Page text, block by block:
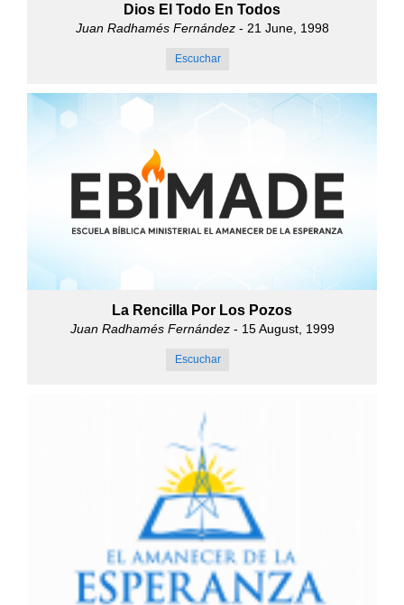
Dios El Todo En Todos
Juan Radhamés Fernández- 21 June, 1998
Escuchar
La Rencilla Por Los Pozos
Juan Radhamés Fernández- 15 August, 1999
Escuchar